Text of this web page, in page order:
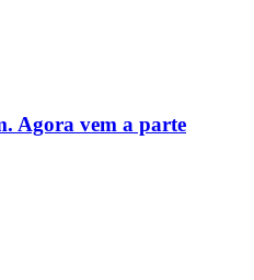
Agora vem a parte